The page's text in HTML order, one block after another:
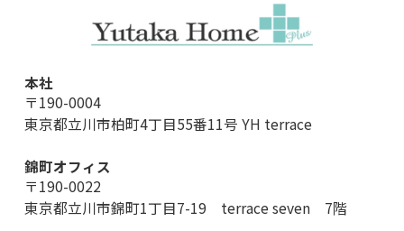
本社
〒190-0004
東京都立川市柏町4丁目55番11号 YH terrace
錦町オフィス
〒190-0022
東京都立川市錦町1丁目7-19 terrace seven 7階